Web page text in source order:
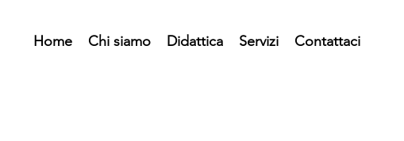
Home Chi siamo Didattica Servizi Contattaci